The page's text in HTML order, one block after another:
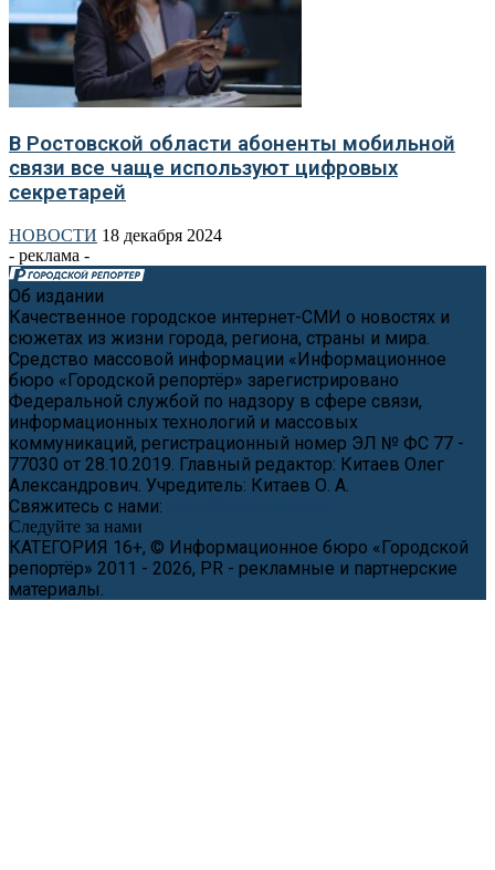
В Ростовской области абоненты мобильной
связи все чаще используют цифровых
секретарей
НОВОСТИ 18 декабря 2024
- реклама -
Об издании
Качественное городское интернет-СМИ о новостях и
сюжетах из жизни города, региона, страны и мира.
Средство массовой информации «Информационное
бюро «Городской репортёр» зарегистрировано
Федеральной службой по надзору в сфере связи,
информационных технологий и массовых
коммуникаций, регистрационный номер ЭЛ № ФС 77 -
77030 от 28.10.2019. Главный редактор: Китаев Олег
Александрович. Учредитель: Китаев О. А.
Свяжитесь с нами:
Следуйте за нами
КАТЕГОРИЯ 16+, © Информационное бюро «Городской
репортёр» 2011 - 2026, PR - рекламные и партнерские
материалы.